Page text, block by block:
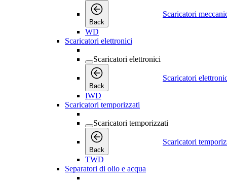
Back
Scaricatori
WD
Scaricatori elettronici
Scaricatori elettronici
Back
Scaricatori
IWD
Scaricatori temporizzati
Scaricatori temporizzati
Back
Scaricatori
TWD
Separatori di olio e acqua